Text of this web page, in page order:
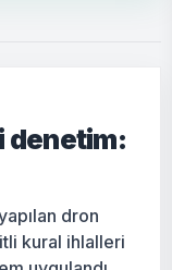
denetim:
dron
kural ihlalleri